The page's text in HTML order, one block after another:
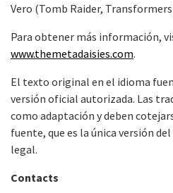
Vero (Tomb Raider,
Para obtener más información,
www.themetadaisies.com.
El texto original en el idioma
versión oficial autorizada. Las
como adaptación y deben
fuente, que es la única versión
legal.
Contacts